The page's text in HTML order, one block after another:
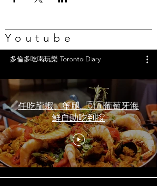
Youtube
多倫多吃喝玩樂 Toronto Diary
任吃龍蝦、蟹腿…🇨🇦葡萄牙海
鮮自助吃到撐